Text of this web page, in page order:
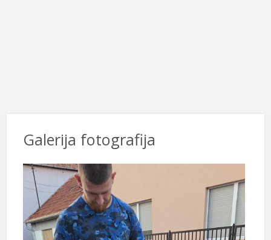
Galerija fotografija